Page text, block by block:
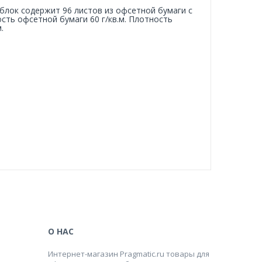
содержит 96 листов из офсетной бумаги с
офсетной бумаги 60 г/кв.м. Плотность
О НАС
Интернет-магазин Pragmatic.ru товары для